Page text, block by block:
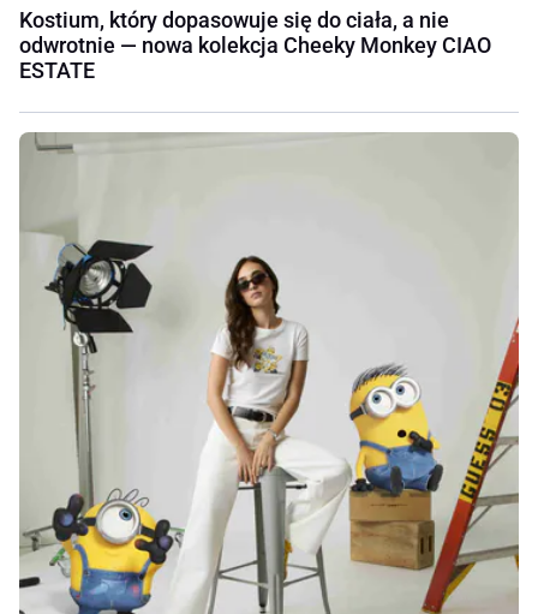
Kostium, który dopasowuje się do ciała, a nie
odwrotnie — nowa kolekcja Cheeky Monkey CIAO
ESTATE